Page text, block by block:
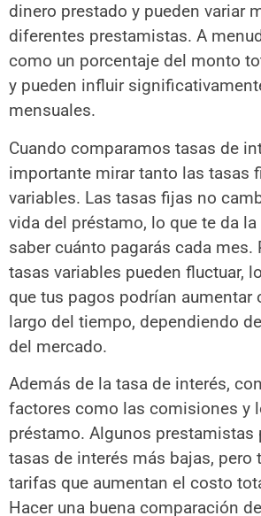
dinero prestado y pueden variar
diferentes prestamistas. A
como un porcentaje del monto
y pueden influir
mensuales.
Cuando comparamos tasas de
importante mirar tanto las tasas
variables. Las tasas fijas no
vida del préstamo, lo que te da
saber cuánto pagarás cada mes.
tasas variables pueden fluctuar,
que tus pagos podrían aumentar
largo del tiempo, dependiendo
del mercado.
Además de la tasa de interés,
factores como las comisiones y
préstamo. Algunos prestamistas
tasas de interés más bajas, pero
tarifas que aumentan el costo
Hacer una buena comparación